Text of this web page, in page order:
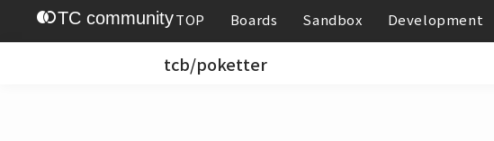
join_leftTC communityTOP Boards Sandbox Development
tcb/poketter